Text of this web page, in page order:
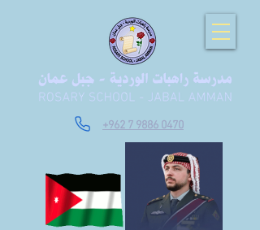
+962 7 9886 0470